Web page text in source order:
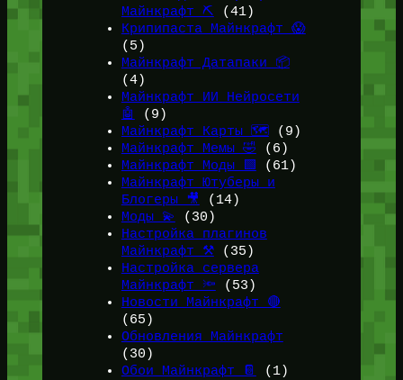
Майнкрафт ⛏️ (41)
Крипипаста Майнкрафт 😱
(5)
Майнкрафт Датапаки 📦
(4)
Майнкрафт ИИ Нейросети
🤖
(9)
Майнкрафт Карты 🗺️(9)
Майнкрафт Мемы 🤣 (6)
Майнкрафт Моды 🟩 (61)
Майнкрафт Ютуберы и
Блогеры 🎥
(14)
Моды 💫
(30)
Настройка плагинов
Майнкрафт ⚒️(35)
Настройка сервера
Майнкрафт 🔦 (53)
Новости Майнкрафт 🔴
(65)
Обновления Майнкрафт
(30)
Обои Майнкрафт 📔
(1)